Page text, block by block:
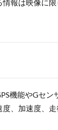
報は映像に
機能やGセ
、加速度、